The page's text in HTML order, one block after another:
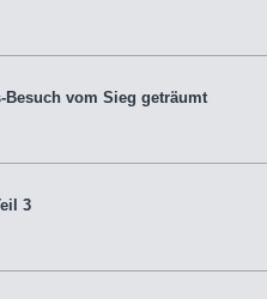
vom Sieg geträumt
3